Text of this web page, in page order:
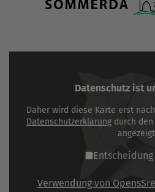
Datenschutz ist
Daher wird diese Karte erst
Datenschutzerklärung durch den
Verwendung von